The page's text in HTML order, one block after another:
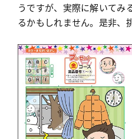
うですが、実際に解いてみ
るかもしれません。是非、